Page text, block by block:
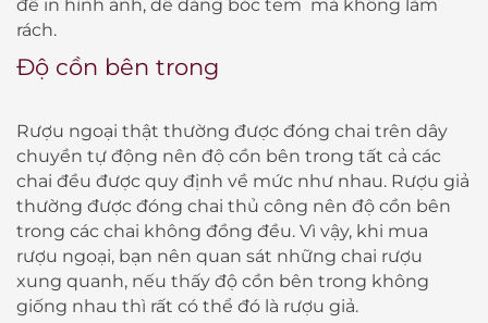
để in hình ảnh, dễ dàng bóc tem mà không làm
rách.
Độ cồn bên trong
Rượu ngoại thật thường được đóng chai trên dây
chuyền tự động nên độ cồn bên trong tất cả các
chai đều được quy định về mức như nhau. Rượu giả
thường được đóng chai thủ công nên độ cồn bên
trong các chai không đồng đều. Vì vậy, khi mua
rượu ngoại, bạn nên quan sát những chai rượu
xung quanh, nếu thấy độ cồn bên trong không
giống nhau thì rất có thể đó là rượu giả.